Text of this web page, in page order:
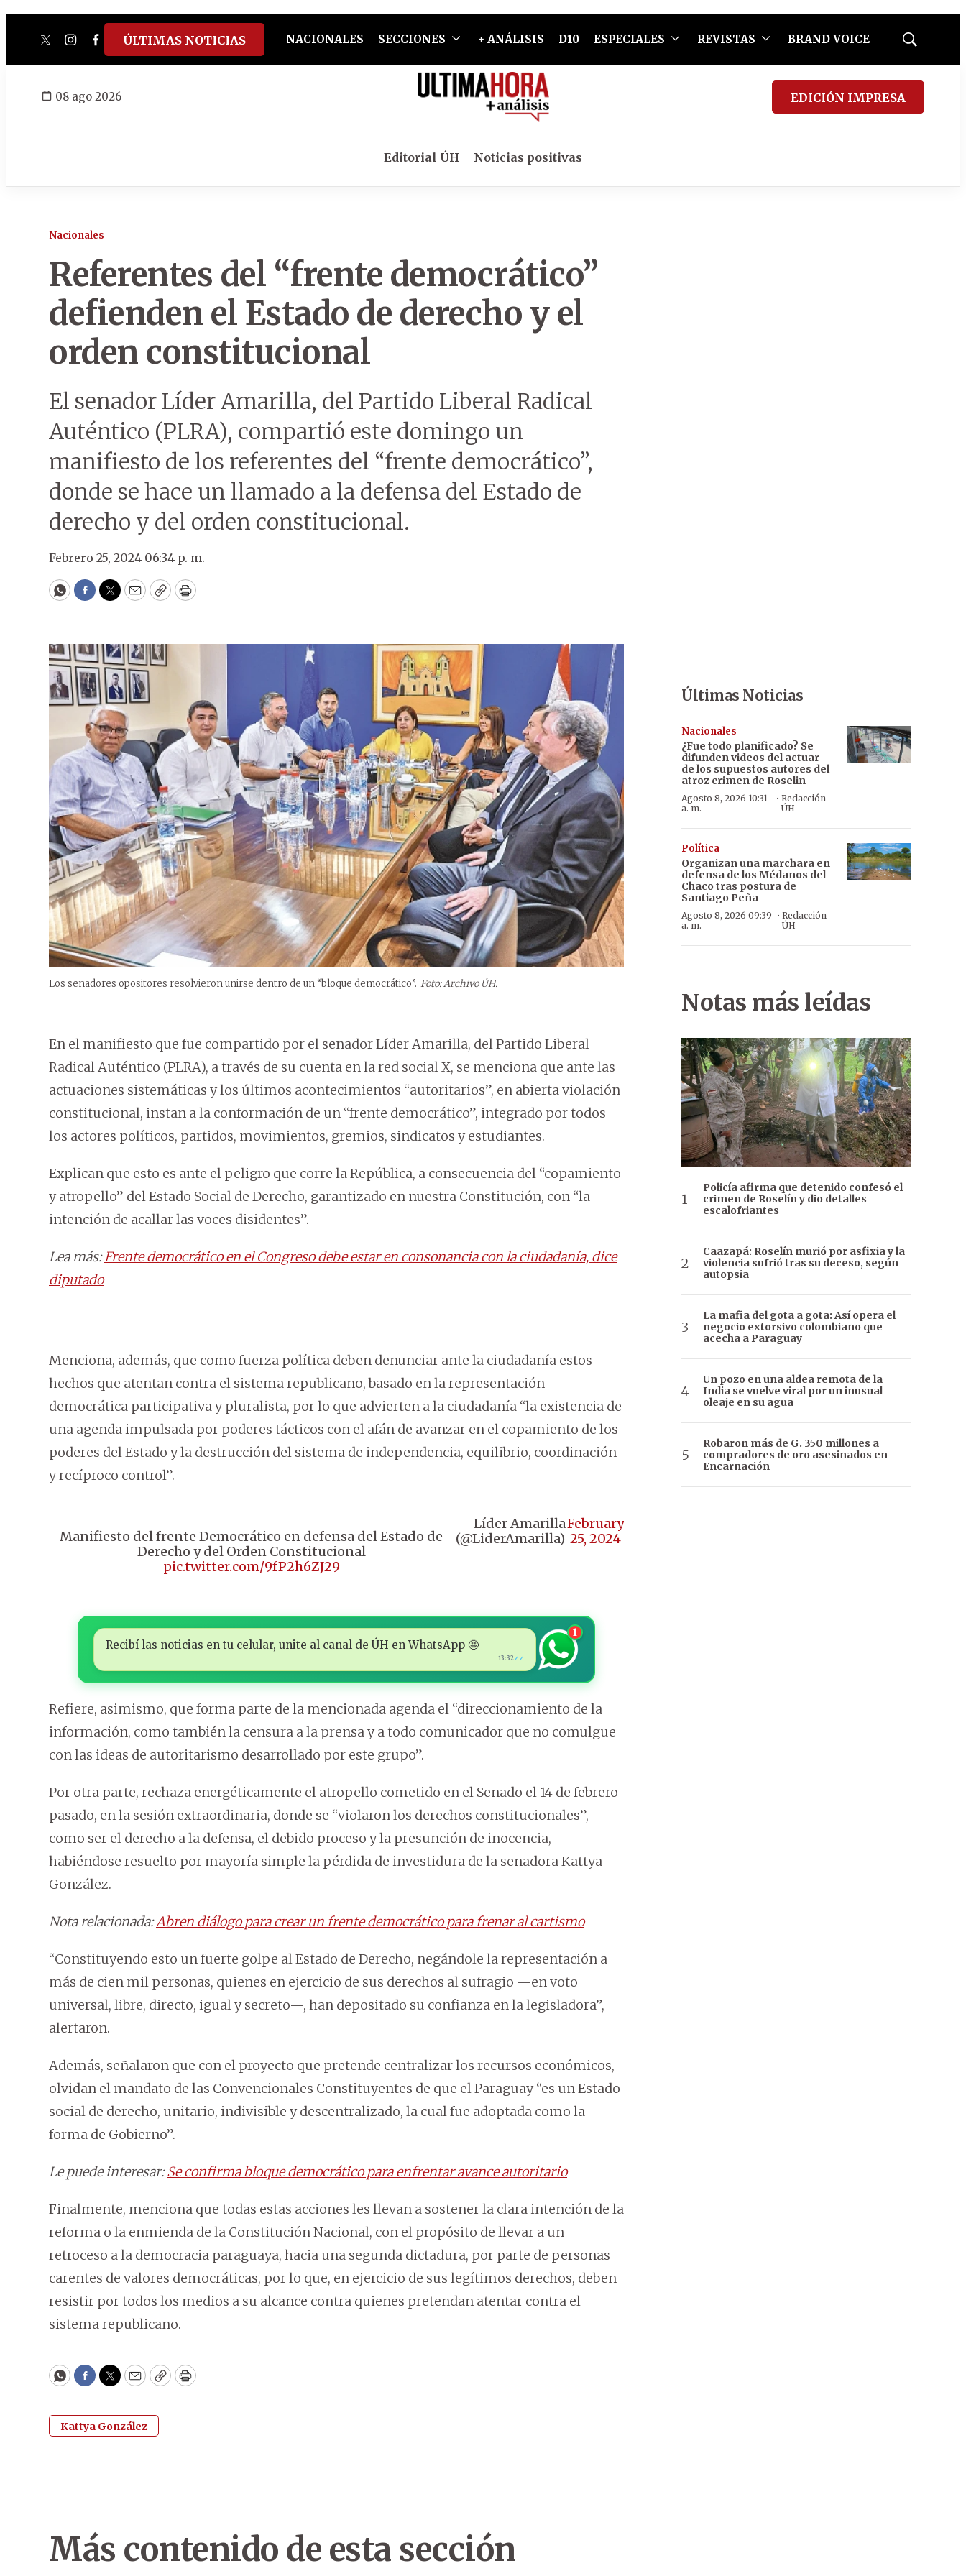
twitterinstagram
facebook
tiktokyoutube
spotify
ÚLTIMAS NOTICIAS NACIONALES SECCIONES + ANÁLISIS D10 ESPECIALES REVISTAS BRAND VOICE
Mostrar
08 ago 2026 EDICIÓN IMPRESA
Editorial ÚH Noticias positivas
Nacionales
Referentes del “frente democrático”
defienden el Estado de derecho y el
orden constitucional
El senador Líder Amarilla, del Partido Liberal Radical
Auténtico (PLRA), compartió este domingo un
manifiesto de los referentes del “frente democrático”,
donde se hace un llamado a la defensa del Estado de
derecho y del orden constitucional.
Febrero 25, 2024 06:34 p. m.
WhatsApp
Facebook
Twitter
EmailCopyPrint
Los senadores opositores resolvieron unirse dentro de un “bloque democrático”. Foto: Archivo ÚH.
En el manifiesto que fue compartido por el senador Líder Amarilla, del Partido Liberal
Radical Auténtico (PLRA), a través de su cuenta en la red social X, se menciona que ante las
actuaciones sistemáticas y los últimos acontecimientos “autoritarios”, en abierta violación
constitucional, instan a la conformación de un “frente democrático”, integrado por todos
los actores políticos, partidos, movimientos, gremios, sindicatos y estudiantes.
Explican que esto es ante el peligro que corre la República, a consecuencia del “copamiento
y atropello” del Estado Social de Derecho, garantizado en nuestra Constitución, con “la
intención de acallar las voces disidentes”.
Lea más:Frente democrático en el Congreso debe estar en consonancia con la ciudadanía, dice
diputado
Menciona, además, que como fuerza política deben denunciar ante la ciudadanía estos
hechos que atentan contra el sistema republicano, basado en la representación
democrática participativa y pluralista, por lo que advierten a la ciudadanía “la existencia de
una agenda impulsada por poderes tácticos con el afán de avanzar en el copamiento de los
poderes del Estado y la destrucción del sistema de independencia, equilibrio, coordinación
y recíproco control”.
Manifiesto del frente Democrático en defensa del Estado de
Derecho y del Orden Constitucional
pic.twitter.com/9fP2h6ZJ29
— Líder Amarilla
(@LiderAmarilla)
February
25, 2024
Recibí las noticias en tu celular, unite al canal de ÚH en WhatsApp 🤩
13:32✓✓
1
Refiere, asimismo, que forma parte de la mencionada agenda el “direccionamiento de la
información, como también la censura a la prensa y a todo comunicador que no comulgue
con las ideas de autoritarismo desarrollado por este grupo”.
Por otra parte, rechaza energéticamente el atropello cometido en el Senado el 14 de febrero
pasado, en la sesión extraordinaria, donde se “violaron los derechos constitucionales”,
como ser el derecho a la defensa, el debido proceso y la presunción de inocencia,
habiéndose resuelto por mayoría simple la pérdida de investidura de la senadora Kattya
González.
Nota relacionada:Abren diálogo para crear un frente democrático para frenar al cartismo
“Constituyendo esto un fuerte golpe al Estado de Derecho, negándole la representación a
más de cien mil personas, quienes en ejercicio de sus derechos al sufragio —en voto
universal, libre, directo, igual y secreto—, han depositado su confianza en la legisladora”,
alertaron.
Además, señalaron que con el proyecto que pretende centralizar los recursos económicos,
olvidan el mandato de las Convencionales Constituyentes de que el Paraguay “es un Estado
social de derecho, unitario, indivisible y descentralizado, la cual fue adoptada como la
forma de Gobierno”.
Le puede interesar:Se confirma bloque democrático para enfrentar avance autoritario
Finalmente, menciona que todas estas acciones les llevan a sostener la clara intención de la
reforma o la enmienda de la Constitución Nacional, con el propósito de llevar a un
retroceso a la democracia paraguaya, hacia una segunda dictadura, por parte de personas
carentes de valores democráticas, por lo que, en ejercicio de sus legítimos derechos, deben
resistir por todos los medios a su alcance contra quienes pretendan atentar contra el
sistema republicano.
WhatsApp
Facebook
Twitter
EmailCopyPrint
Kattya González
Últimas Noticias
Nacionales
¿Fue todo planificado? Se
difunden videos del actuar
de los supuestos autores del
atroz crimen de Roselin
Agosto 8, 2026 10:31
a. m.
· Redacción
ÚH
Política
Organizan una marchara en
defensa de los Médanos del
Chaco tras postura de
Santiago Peña
Agosto 8, 2026 09:39
a. m.
·Redacción
ÚH
Notas más leídas
Policía afirma que detenido confesó el
crimen de Roselín y dio detalles
escalofriantes
Caazapá: Roselín murió por asfixia y la
violencia sufrió tras su deceso, según
autopsia
La mafia del gota a gota: Así opera el
negocio extorsivo colombiano que
acecha a Paraguay
Un pozo en una aldea remota de la
India se vuelve viral por un inusual
oleaje en su agua
Robaron más de G. 350 millones a
compradores de oro asesinados en
Encarnación
Más contenido de esta sección